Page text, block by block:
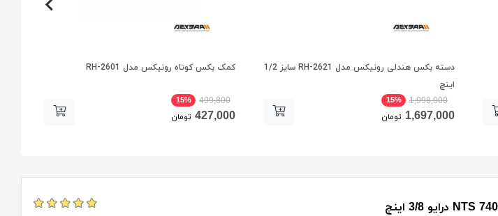
دسته بکس هندلی رونیکس مدل RH-2621 سایز 1/2
اینچ
15%
1,998,000
1,697,000 تومان
کمک بکس کوتاه رونیکس مدل RH-2601
15% 499,800
427,000 تومان